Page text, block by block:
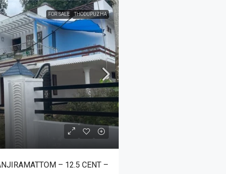
FOR SALE THODUPUZHA
– 12.5 CENT –